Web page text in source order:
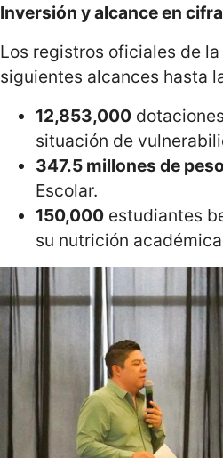
Inversión y alcance en
Los registros oficiales de
siguientes alcances hasta
12,853,000
situación de
347.5 millones de
Escolar.
150,000 estudiantes
su nutrición